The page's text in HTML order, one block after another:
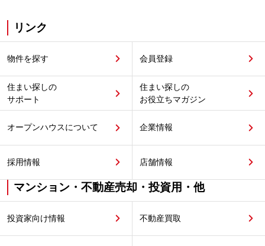
リンク
物件を探す 会員登録
住まい探しの
サポート
住まい探しの
お役立ちマガジン
オープンハウスについて 企業情報
採用情報 店舗情報
マンション・不動産売却・投資用・他
投資家向け情報 不動産買取